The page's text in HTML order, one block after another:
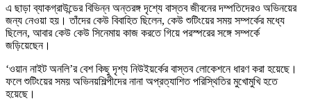
এ ছাড়া ব্যাকগ্রাউন্ডের বিভিন্ন অন্তরঙ্গ দৃশ্যে বাস্তব জীবনের দম্পতিদেরও অভিনয়ের
জন্য নেওয়া হয়। তাঁদের কেউ বিবাহিত ছিলেন, কেউ শুটিংয়ের সময় সম্পর্কের মধ্যে
ছিলেন, আবার কেউ কেউ সিনেমায় কাজ করতে গিয়ে পরস্পরের সঙ্গে সম্পর্কে
জড়িয়েছেন।
‘ওয়ান নাইট অনলি’র বেশ কিছু দৃশ্য নিউইয়র্কের বাস্তব লোকেশনে ধারণ করা হয়েছে।
ফলে শুটিংয়ের সময় অভিনয়শিল্পীদের নানা অপ্রত্যাশিত পরিস্থিতির মুখোমুখি হতে
হয়েছে।